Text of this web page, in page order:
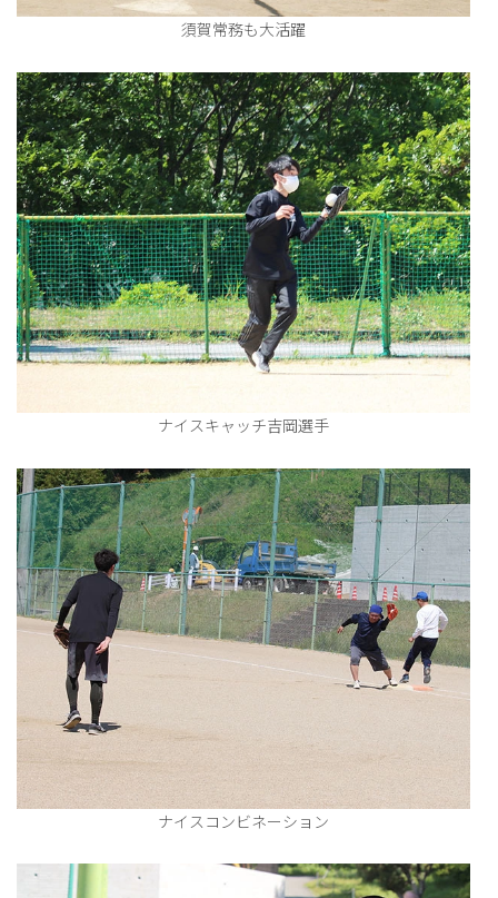
須賀常務も大活躍
ナイスキャッチ吉岡選手
ナイスコンビネーション